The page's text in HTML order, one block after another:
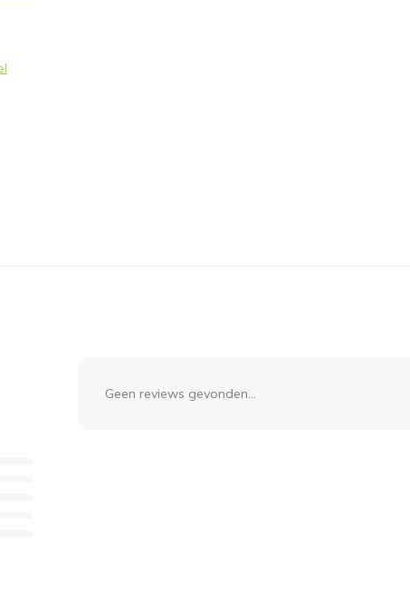
Geen reviews gevonden...